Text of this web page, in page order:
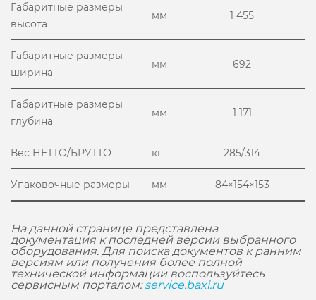
Габаритные размеры
высота
мм 1 455
Габаритные размеры
ширина
мм 692
Габаритные размеры
глубина
мм 1 171
Вес НЕТТО/БРУТТО кг 285/314
Упаковочные размеры мм 84×154×153
На данной странице представлена
документация к последней версии выбранного
оборудования. Для поиска документов к ранним
версиям или получения более полной
технической информации воспользуйтесь
сервисным порталом:service.baxi.ru